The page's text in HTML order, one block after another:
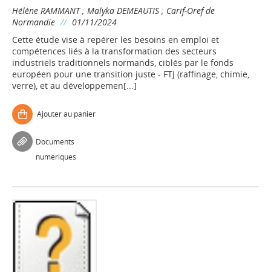
Hélène RAMMANT; Malyka DEMEAUTIS ; Carif-Oref de
Normandie // 01/11/2024
Cette étude vise à repérer les besoins en emploi et
compétences liés à la transformation des secteurs
industriels traditionnels normands, ciblés par le fonds
européen pour une transition juste - FTJ (raffinage, chimie,
verre), et au développemen[...]
Ajouter au panier
Documents
numériques